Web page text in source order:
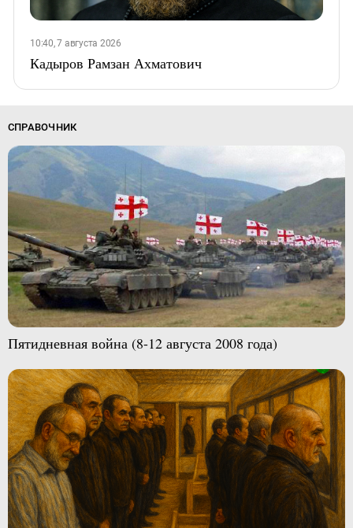
10:40, 7 августа 2026
Кадыров Рамзан Ахматович
СПРАВОЧНИК
Пятидневная война (8-12 августа 2008 года)